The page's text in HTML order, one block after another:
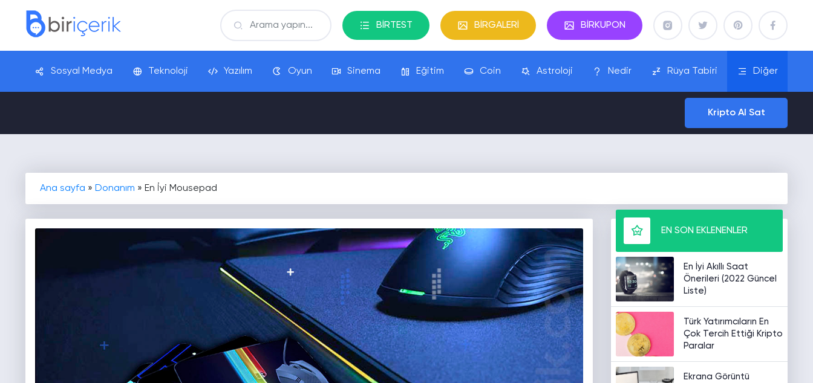
BİRTEST BİRGALERİ BİRKUPON
Sosyal Medya Teknoloji Yazılım Oyun Sinema Eğitim Coin Astroloji Nedir Rüya Tabiri Diğer
Kripto Al Sat
Ana sayfa » Donanım » En İyi Mousepad
EN SON EKLENENLER
En İyi Akıllı Saat
Önerileri (2022 Güncel
Liste)
Türk Yatırımcıların En
Çok Tercih Ettiği Kripto
Paralar
Ekrana Görüntü